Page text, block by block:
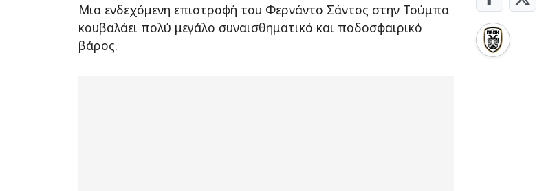
Μια ενδεχόμενη επιστροφή του Φερνάντο Σάντος στην Τούμπα
κουβαλάει πολύ μεγάλο συναισθηματικό και ποδοσφαιρικό
βάρος.